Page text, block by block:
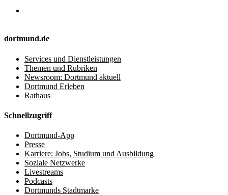
dortmund.de
Services und Dienstleistungen
Themen und Rubriken
Newsroom: Dortmund aktuell
Dortmund Erleben
Rathaus
Schnellzugriff
Dortmund-App
Presse
Karriere: Jobs, Studium und Ausbildung
Soziale Netzwerke
Livestreams
Podcasts
Dortmunds Stadtmarke